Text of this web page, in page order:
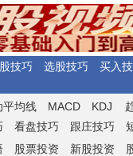
技巧 选股技巧
买入
平均线 MACD KDJ
看盘技巧 跟庄技巧
股票投资 新股投资